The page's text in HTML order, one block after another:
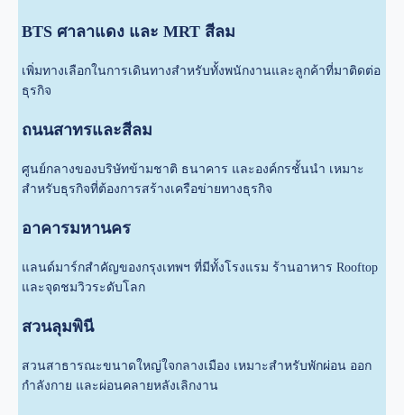
BTS ศาลาแดง และ MRT สีลม
เพิ่มทางเลือกในการเดินทางสำหรับทั้งพนักงานและลูกค้าที่มาติดต่อ
ธุรกิจ
ถนนสาทรและสีลม
ศูนย์กลางของบริษัทข้ามชาติ ธนาคาร และองค์กรชั้นนำ เหมาะ
สำหรับธุรกิจที่ต้องการสร้างเครือข่ายทางธุรกิจ
อาคารมหานคร
แลนด์มาร์กสำคัญของกรุงเทพฯ ที่มีทั้งโรงแรม ร้านอาหาร Rooftop
และจุดชมวิวระดับโลก
สวนลุมพินี
สวนสาธารณะขนาดใหญ่ใจกลางเมือง เหมาะสำหรับพักผ่อน ออก
กำลังกาย และผ่อนคลายหลังเลิกงาน